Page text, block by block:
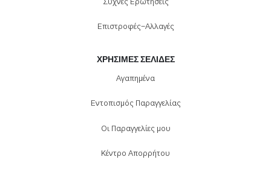
Συχνές Ερωτήσεις
Επιστροφές-Αλλαγές
ΧΡΉΣΙΜΕΣ ΣΕΛΊΔΕΣ
Αγαπημένα
Εντοπισμός Παραγγελίας
Οι Παραγγελίες μου
Κέντρο Απορρήτου